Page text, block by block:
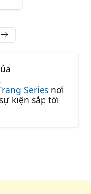
Seriesnơi
kiện sắp tới